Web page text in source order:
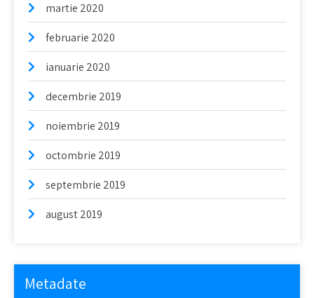
martie 2020
februarie 2020
ianuarie 2020
decembrie 2019
noiembrie 2019
octombrie 2019
septembrie 2019
august 2019
Metadate